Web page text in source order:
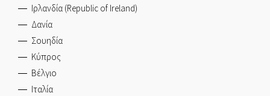
Ιρλανδία (Republic of Ireland)
Δανία
Σουηδία
Κύπρος
Βέλγιο
Ιταλία